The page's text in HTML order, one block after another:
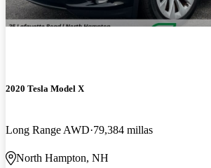
2020 Tesla Model X
Long Range AWD 79,384 millas
North Hampton, NH